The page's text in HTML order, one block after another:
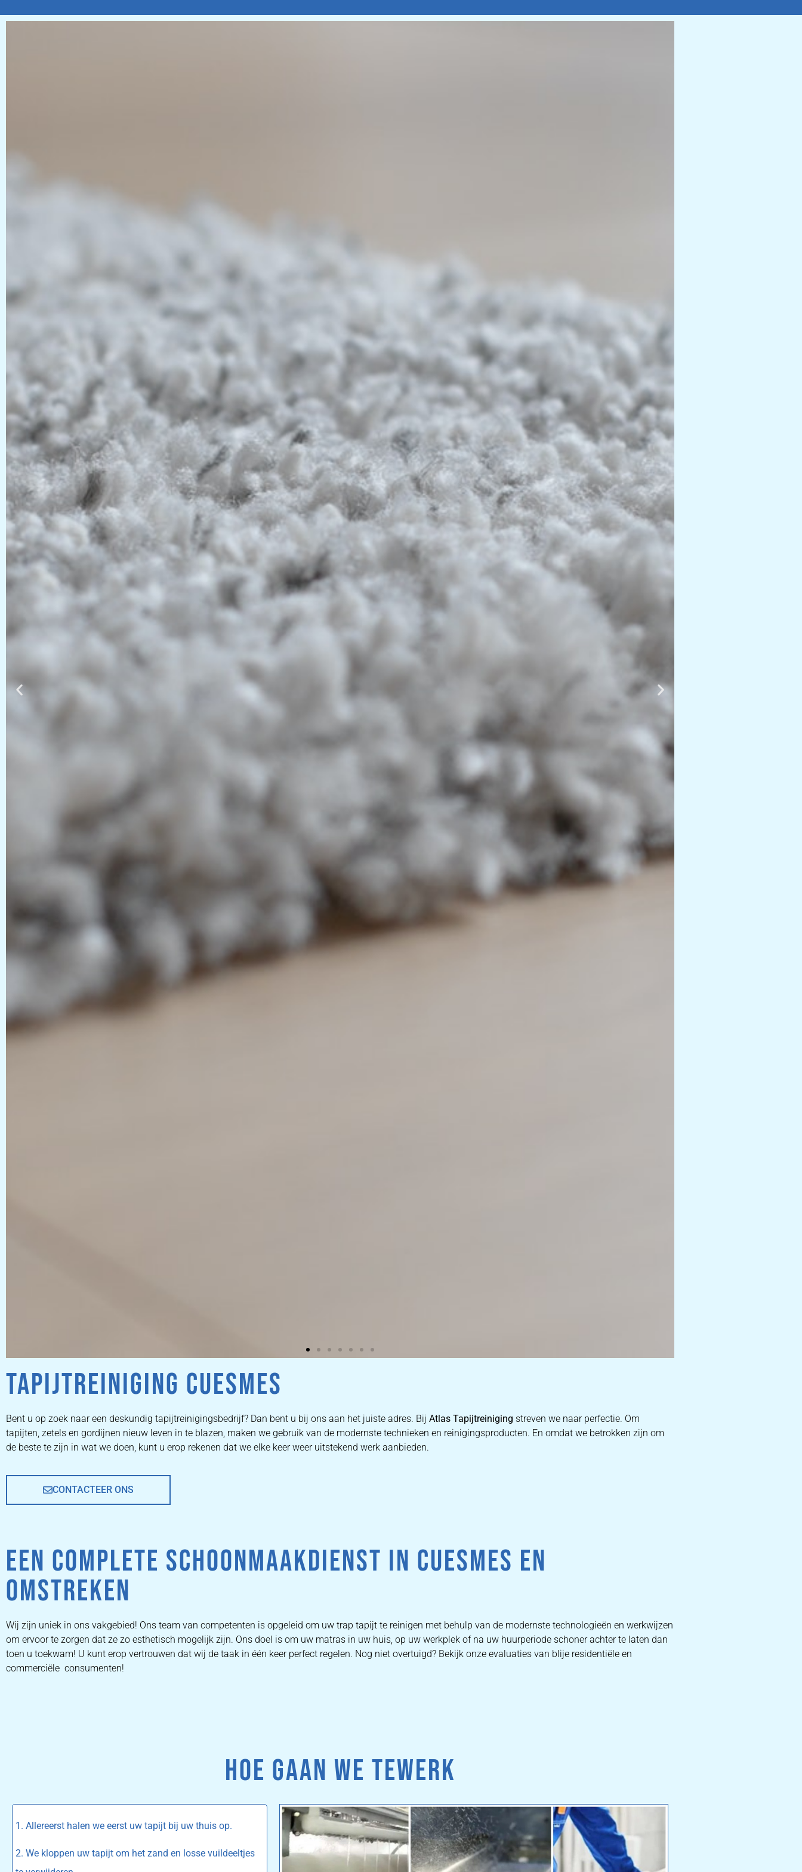
ZETEL
REINIGEN
ZETEL REINIGEN DOOR
PRIJZEN
TAPIJTREINIGING CUESMES
Bent u op zoek naar een deskundig tapijtreinigingsbedrijf? Dan bent u bij ons aan het juiste adres. Bij Atlas Tapijtreiniging streven we naar perfectie. Om
tapijten, zetels en gordijnen nieuw leven in te blazen, maken we gebruik van de modernste technieken en reinigingsproducten. En omdat we betrokken zijn om
de beste te zijn in wat we doen, kunt u erop rekenen dat we elke keer weer uitstekend werk aanbieden.
CONTACTEER ONS
EEN COMPLETE SCHOONMAAKDIENST IN CUESMES EN
OMSTREKEN
Wij zijn uniek in ons vakgebied! Ons team van competenten is opgeleid om uw trap tapijt te reinigen met behulp van de modernste technologieën en werkwijzen
om ervoor te zorgen dat ze zo esthetisch mogelijk zijn. Ons doel is om uw matras in uw huis, op uw werkplek of na uw huurperiode schoner achter te laten dan
toen u toekwam! U kunt erop vertrouwen dat wij de taak in één keer perfect regelen. Nog niet overtuigd? Bekijk onze evaluaties van blije residentiële en
commerciële consumenten!
HOE GAAN WE TEWERK
1. Allereerst halen we eerst uw tapijt bij uw thuis op.
2. We kloppen uw tapijt om het zand en losse vuildeeltjes